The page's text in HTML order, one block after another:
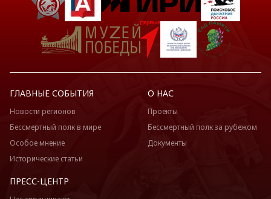
ГЛАВНЫЕ СОБЫТИЯ
Новости регионов
Бессмертный полк в мире
Особое мнение
Исторические статьи
О НАС
Проекты
Бессмертный полк за рубежом
Документы
ПРЕСС-ЦЕНТР